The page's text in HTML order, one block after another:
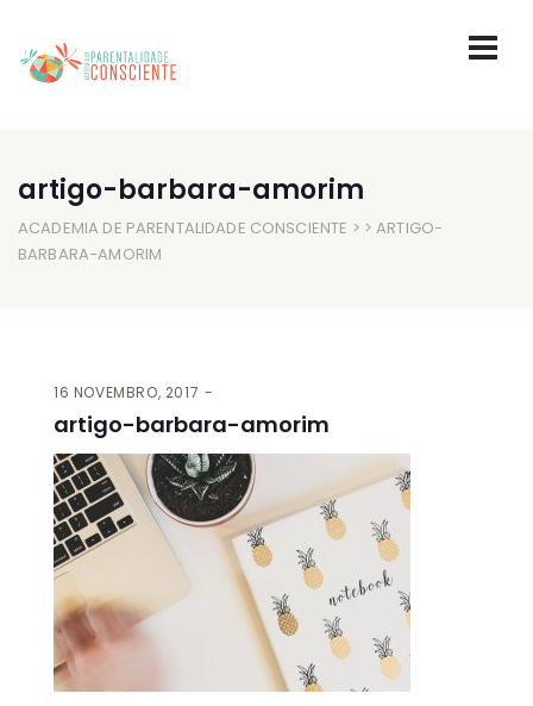
artigo-barbara-amorim
ACADEMIA DE PARENTALIDADE CONSCIENTE > > ARTIGO-
BARBARA-AMORIM
16 NOVEMBRO, 2017
artigo-barbara-amorim